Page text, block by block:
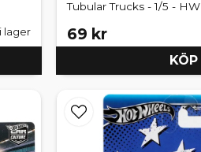
lager
Tubular Trucks - 1/5 - HW
69 kr
KÖP